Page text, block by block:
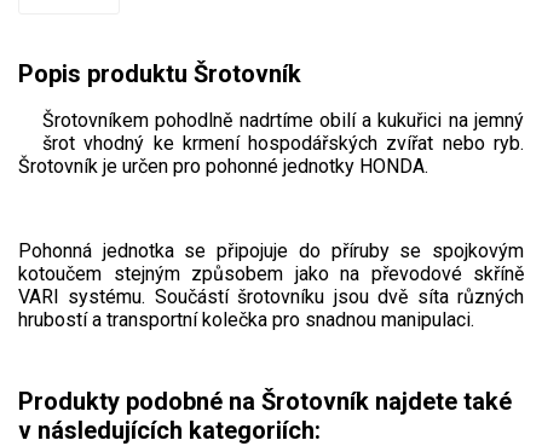
Benzínové pily
Aku pily
Elektrické pily
Jednoruční pily
AKU zahradní technika
Aku sekačky
Popis produktu Šrotovník
Šrotovníkem pohodlně nadrtíme obilí a kukuřici na jemný
šrot vhodný ke krmení hospodářských zvířat nebo ryb.
Šrotovník je určen pro pohonné jednotky HONDA.
Pohonná jednotka se připojuje do příruby se spojkovým
kotoučem stejným způsobem jako na převodové skříně
VARI systému. Součástí šrotovníku jsou dvě síta různých
hrubostí a transportní kolečka pro snadnou manipulaci.
Produkty podobné na Šrotovník najdete také
v následujících kategoriích: